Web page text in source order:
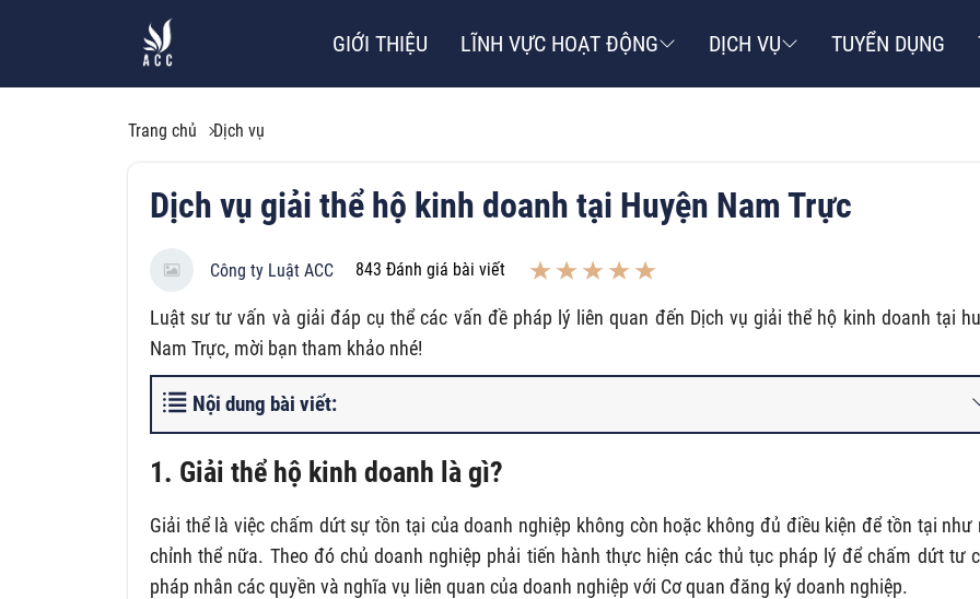
GIỚI THIỆU LĨNH VỰC HOẠT ĐỘNG DỊCH VỤ TUYỂN DỤNG
Trang chủ Dịch vụ
Dịch vụ giải thể hộ kinh doanh tại Huyện Nam Trực
Công ty Luật ACC 843 Đánh giá bài viết
Luật sư tư vấn và giải đáp cụ thể các vấn đề pháp lý liên quan đến Dịch vụ giải thể hộ kinh doanh tại
Nam Trực, mời bạn tham khảo nhé!
Nội dung bài viết:
1. Giải thể hộ kinh doanh là gì?
Giải thể là việc chấm dứt sự tồn tại của doanh nghiệp không còn hoặc không đủ điều kiện để tồn tại như
chỉnh thể nữa. Theo đó chủ doanh nghiệp phải tiến hành thực hiện các thủ tục pháp lý để chấm dứt tư
pháp nhân các quyền và nghĩa vụ liên quan của doanh nghiệp với Cơ quan đăng ký doanh nghiệp.